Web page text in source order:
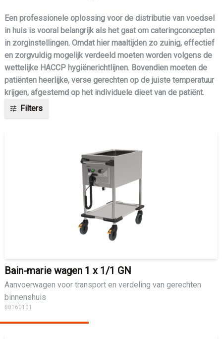
Een professionele oplossing voor de distributie van voedsel
in huis is vooral belangrijk als het gaat om cateringconcepten
in zorginstellingen. Omdat hier maaltijden zo zuinig, effectief
en zorgvuldig mogelijk verdeeld moeten worden volgens de
wettelijke HACCP hygiënerichtlijnen. Bovendien moeten de
patiënten heerlijke, verse gerechten op de juiste temperatuur
krijgen, afgestemd op het individuele dieet van de patiënt.
Filters
tune
Bain-marie wagen 1 x 1/1 GN
Aanvoerwagen voor transport en verdeling van gerechten
binnenshuis
88160101